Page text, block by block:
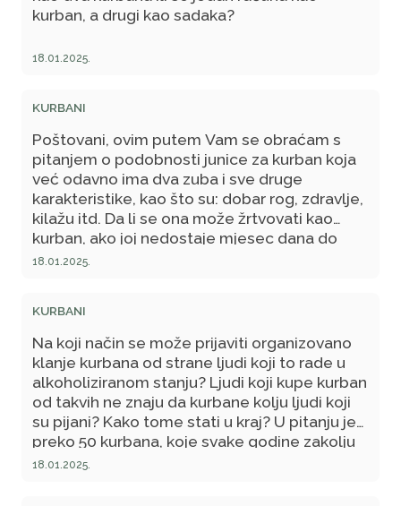
kurban, a drugi kao sadaka?
18.01.2025.
KURBANI
Poštovani, ovim putem Vam se obraćam s
pitanjem o podobnosti junice za kurban koja
već odavno ima dva zuba i sve druge
karakteristike, kao što su: dobar rog, zdravlje,
kilažu itd. Da li se ona može žrtvovati kao
kurban, ako joj nedostaje mjesec dana do
napunjene dvije godine života?
18.01.2025.
KURBANI
Na koji način se može prijaviti organizovano
klanje kurbana od strane ljudi koji to rade u
alkoholiziranom stanju? Ljudi koji kupe kurban
od takvih ne znaju da kurbane kolju ljudi koji
su pijani? Kako tome stati u kraj? U pitanju je
preko 50 kurbana, koje svake godine zakolju
pod tim haramom.
18.01.2025.